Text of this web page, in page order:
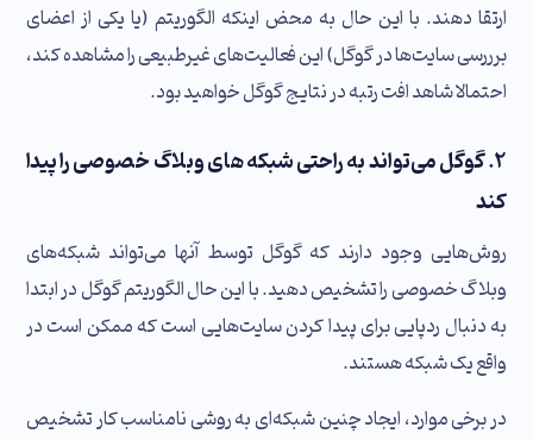
ارتقا دهند. با این حال به محض اینکه الگوریتم (یا یکی از اعضای
برررسی سایت‌ها در گوگل) این فعالیت‌های غیرطبیعی را مشاهده کند،
احتمالا شاهد افت رتبه در نتایج گوگل خواهید بود.
۲. گوگل می‌تواند به راحتی شبکه‌ های وبلاگ خصوصی را پیدا
کند
روش‌هایی وجود دارند که گوگل توسط آنها می‌تواند شبکه‌های
وبلاگ خصوصی را تشخیص دهید. با این حال الگوریتم گوگل در ابتدا
به دنبال ردپایی برای پیدا کردن سایت‌هایی است که ممکن است در
واقع یک شبکه هستند.
در برخی موارد، ایجاد چنین شبکه‌ای به روشی نامناسب کار تشخیص